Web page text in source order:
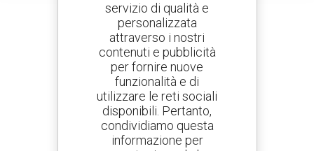
Crea avvisi
e ricevi annunci di materiale d'occasione
800 concessionari
servizio di qualità e
personalizzata
attraverso i nostri
contenuti e pubblicità
per fornire nuove
funzionalità e di
utilizzare le reti sociali
disponibili. Pertanto,
condividiamo questa
informazione per